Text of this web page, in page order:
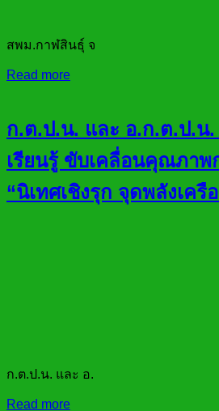
สพม.กาฬสินธุ์ จ
Read more
ก.ต.ป.น. และ อ.ก.ต.ป.น.
เรียนรู้ ขับเคลื่อนคุณภาพ
“นิเทศเชิงรุก จุดพลังเครื
ก.ต.ป.น. และ อ.
Read more